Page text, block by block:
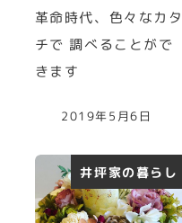
革命時代、色々なカタ
チで 調べることがで
きます
2019年5月6日
井坪家の暮らし